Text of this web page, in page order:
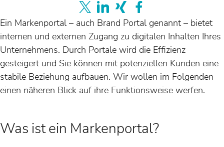
Ein Markenportal – auch Brand Portal genannt – bietet
internen und externen Zugang zu digitalen Inhalten Ihres
Unternehmens. Durch Portale wird die Effizienz
gesteigert und Sie können mit potenziellen Kunden eine
stabile Beziehung aufbauen. Wir wollen im Folgenden
einen näheren Blick auf ihre Funktionsweise werfen.
Was ist ein Markenportal?